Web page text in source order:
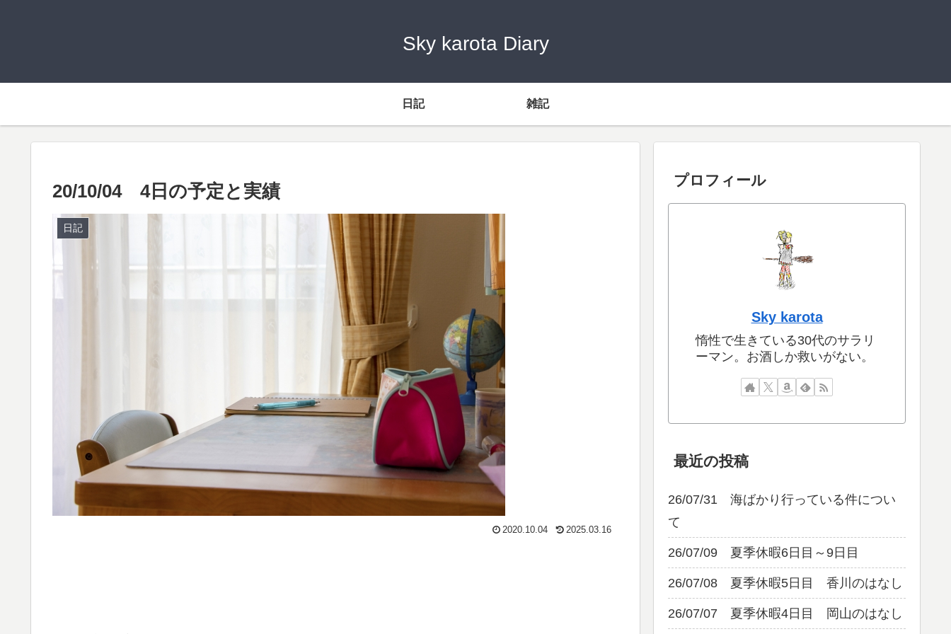
Sky karota Diary
日記 雑記
20/10/04 4日の予定と実績
日記
2020.10.04 2025.03.16
プロフィール
Sky karota
惰性で生きている30代のサラリ
ーマン。お酒しか救いがない。
最近の投稿
26/07/31 海ばかり行っている件につい
て
26/07/09 夏季休暇6日目～9日目
26/07/08 夏季休暇5日目 香川のはなし
26/07/07 夏季休暇4日目 岡山のはなし